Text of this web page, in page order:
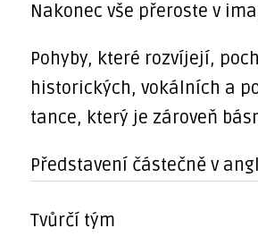
Nakonec vše přeroste v
Pohyby, které rozvíjejí,
historických, vokálních a
tance, který je zároveň
Představení částečně v
Tvůrčí tým